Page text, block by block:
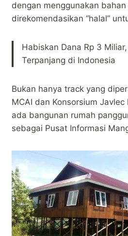
dengan menggunakan
direkomendasikan “halal”
Habiskan Dana Rp 3
Terpanjang di Indonesia
Bukan hanya track yang
MCAI dan Konsorsium
ada bangunan rumah
sebagai Pusat Informasi